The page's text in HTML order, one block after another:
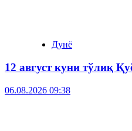
Дунё
12 август куни тўлиқ
06.08.2026 09:38